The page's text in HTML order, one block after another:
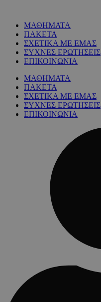
ΜΑΘΗΜΑΤΑ
ΠΑΚΕΤΑ
ΣΧΕΤΙΚΑ ΜΕ ΕΜΑΣ
ΣΥΧΝΕΣ ΕΡΩΤΗΣΕΙΣ
ΕΠΙΚΟΙΝΩΝΙΑ
ΜΑΘΗΜΑΤΑ
ΠΑΚΕΤΑ
ΣΧΕΤΙΚΑ ΜΕ ΕΜΑΣ
ΣΥΧΝΕΣ ΕΡΩΤΗΣΕΙΣ
ΕΠΙΚΟΙΝΩΝΙΑ